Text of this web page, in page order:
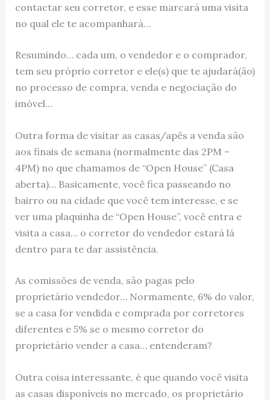
contactar seu corretor, e esse marcará uma visita
no qual ele te acompanhará…
Resumindo… cada um, o vendedor e o comprador,
tem seu próprio corretor e ele(s) que te ajudará(ão)
no processo de compra, venda e negociação do
imóvel…
Outra forma de visitar as casas/apês a venda são
aos finais de semana (normalmente das 2PM –
4PM) no que chamamos de “Open House” (Casa
aberta)… Basicamente, você fica passeando no
bairro ou na cidade que você tem interesse, e se
ver uma plaquinha de “Open House”, você entra e
visita a casa… o corretor do vendedor estará lá
dentro para te dar assistência.
As comissões de venda, são pagas pelo
proprietário vendedor… Normamente, 6% do valor,
se a casa for vendida e comprada por corretores
diferentes e 5% se o mesmo corretor do
proprietário vender a casa… entenderam?
Outra coisa interessante, é que quando você visita
as casas disponíveis no mercado, os proprietário